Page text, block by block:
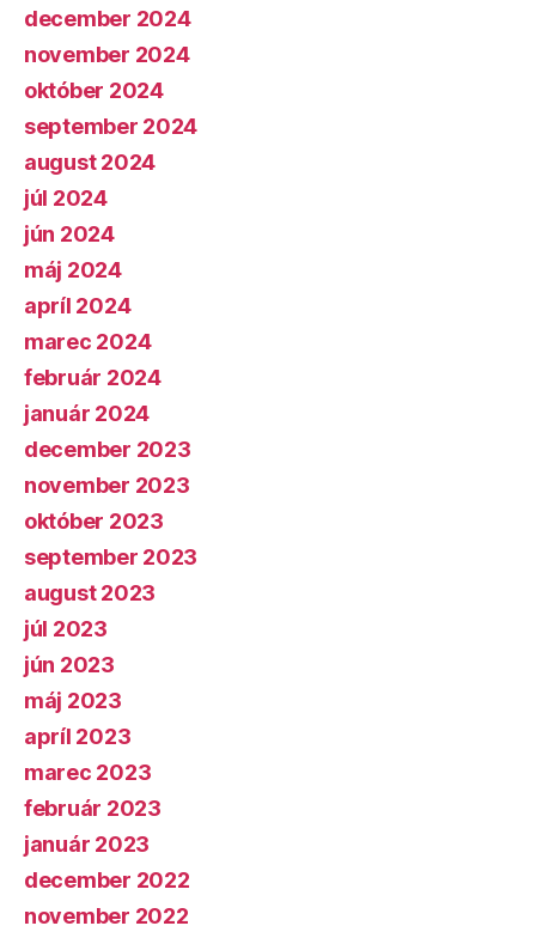
december 2024
november 2024
október 2024
september 2024
august 2024
júl 2024
jún 2024
máj 2024
apríl 2024
marec 2024
február 2024
január 2024
december 2023
november 2023
október 2023
september 2023
august 2023
júl 2023
jún 2023
máj 2023
apríl 2023
marec 2023
február 2023
január 2023
december 2022
november 2022